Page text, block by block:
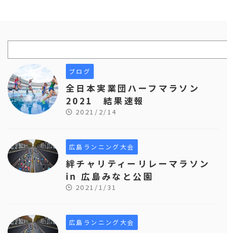
ブログ
全日本実業団ハーフマラソン
2021 結果速報
2021/2/14
広島ランニング大会
絆チャリティーリレーマラソン
in 広島みなと公園
2021/1/31
広島ランニング大会